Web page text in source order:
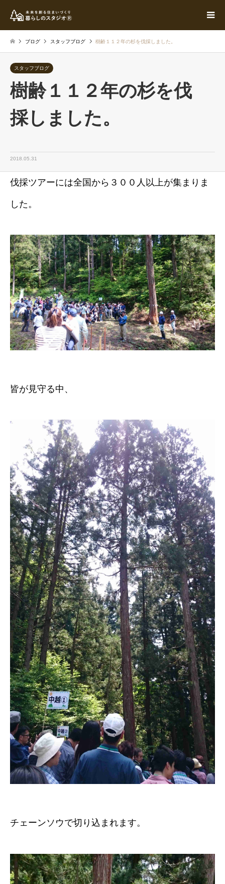
ブログ スタッフブログ 樹齢１１２年の杉を伐採しました。
スタッフブログ
樹齢１１２年の杉を伐
採しました。
2018.05.31
伐採ツアーには全国から３００人以上が集まりま
した。
皆が見守る中、
チェーンソウで切り込まれます。